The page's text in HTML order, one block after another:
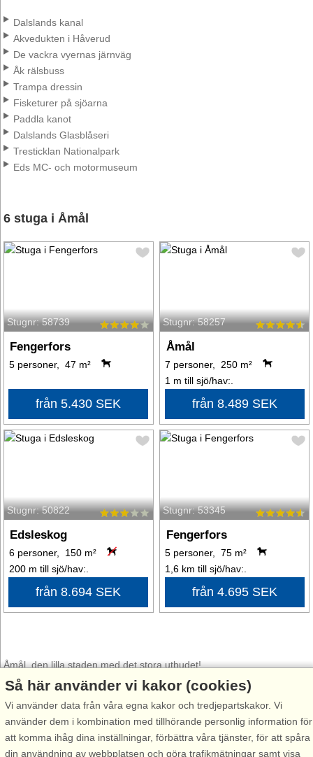
Dalslands kanal
Akvedukten i Håverud
De vackra vyernas järnväg
Åk rälsbuss
Trampa dressin
Fisketurer på sjöarna
Paddla kanot
Dalslands Glasblåseri
Tresticklan Nationalpark
Eds MC- och motormuseum
6 stuga i Åmål
Stugnr: 58739
Fengerfors
5 personer, 47 m²
från 5.430 SEK
Stugnr: 58257
Åmål
7 personer, 250 m²
1 m till sjö/hav:.
från 8.489 SEK
Stugnr: 50822
Edsleskog
6 personer, 150 m²
200 m till sjö/hav:.
från 8.694 SEK
Stugnr: 53345
Fengerfors
5 personer, 75 m²
1,6 km till sjö/hav:.
från 4.695 SEK
Åmål, den lilla staden med det stora utbudet!
Åmål ligger vackert vid Vänerns glittrande vatten och bjuder på en
unik kombination av stadspuls, naturskönhet och kulturellt liv. Staden
omges av fjärdar, små vikar och skogsklädda höjder och erbjuder
både stillhet och aktiviteter för alla åldrar. Promenera längs kajen,
Så här använder vi kakor (cookies)
Vi använder data från våra egna kakor och tredjepartskakor. Vi
använder dem i kombination med tillhörande personlig information för
att komma ihåg dina inställningar, förbättra våra tjänster, för att spåra
din användning av webbplatsen och göra trafikmätningar samt visa